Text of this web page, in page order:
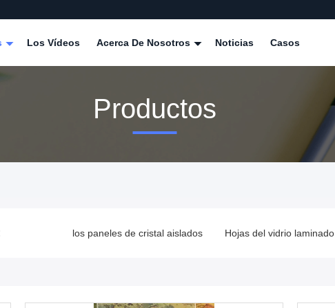
Los Vídeos Acerca De Nosotros Noticias Casos
Productos
los paneles de cristal aislados Hojas del vidrio laminado